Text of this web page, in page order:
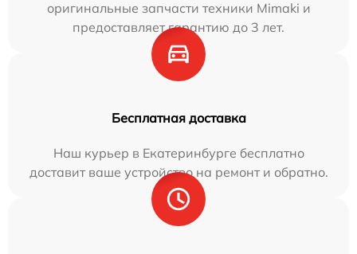
оригинальные запчасти техники Mimaki и
предоставляет гарантию до 3 лет.
Бесплатная доставка
Наш курьер в Екатеринбурге бесплатно
доставит ваше устройство на ремонт и обратно.